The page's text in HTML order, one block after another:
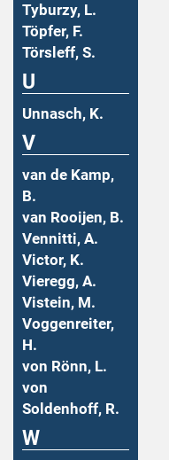
Tyburzy, L.
Töpfer, F.
Törsleff, S.
U
Unnasch, K.
V
van de Kamp,
B.
van Rooijen, B.
Vennitti, A.
Victor, K.
Vieregg, A.
Vistein, M.
Voggenreiter,
H.
von Rönn, L.
von
Soldenhoff, R.
W